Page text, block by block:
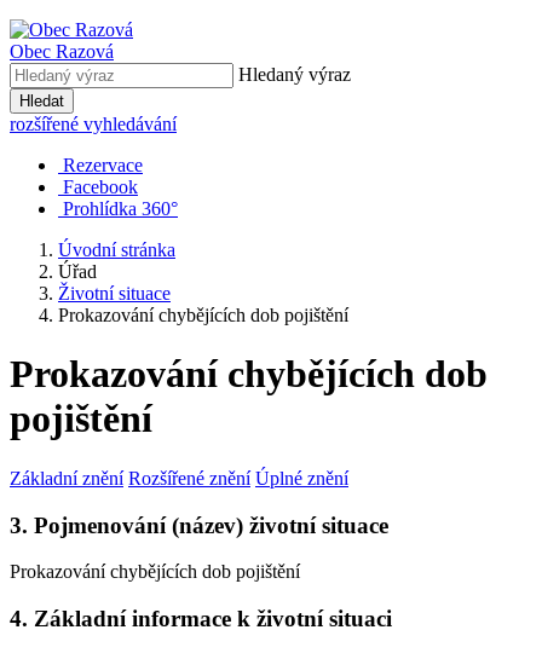
Obec Razová
Hledaný výraz
Hledat
rozšířené vyhledávání
Rezervace
Facebook
Prohlídka 360°
Úvodní stránka
Úřad
Životní situace
Prokazování chybějících dob pojištění
Prokazování chybějících dob
pojištění
Základní znění Rozšířené znění Úplné znění
3. Pojmenování (název) životní situace
Prokazování chybějících dob pojištění
4. Základní informace k životní situaci